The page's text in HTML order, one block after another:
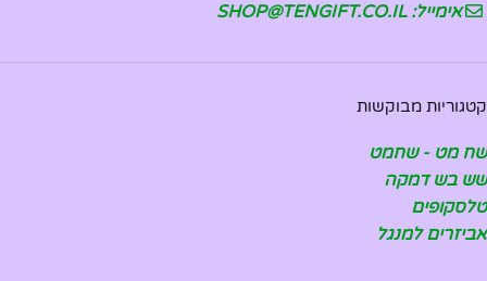
אימייל: SHOP@TENGIFT.CO.IL
קטגוריות מבוקשות
שח מט - שחמט
שש בש דמקה
טלסקופים
אביזרים למנגל